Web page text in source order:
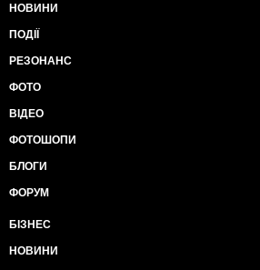
НОВИНИ
ПОДІЇ
РЕЗОНАНС
ФОТО
ВІДЕО
ФОТОШОПИ
БЛОГИ
ФОРУМ
БІЗНЕС
НОВИНИ